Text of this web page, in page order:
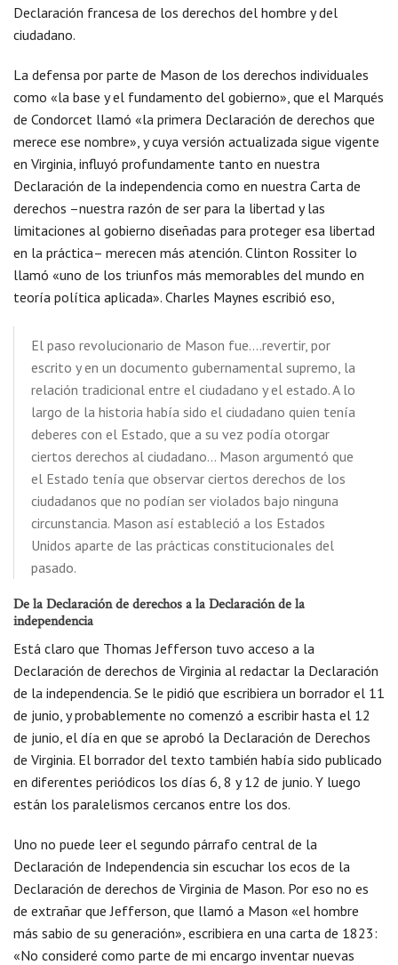
Declaración francesa de los derechos del hombre y del
ciudadano.
La defensa por parte de Mason de los derechos individuales
como «la base y el fundamento del gobierno», que el Marqués
de Condorcet llamó «la primera Declaración de derechos que
merece ese nombre», y cuya versión actualizada sigue vigente
en Virginia, influyó profundamente tanto en nuestra
Declaración de la independencia como en nuestra Carta de
derechos –nuestra razón de ser para la libertad y las
limitaciones al gobierno diseñadas para proteger esa libertad
en la práctica– merecen más atención. Clinton Rossiter lo
llamó «uno de los triunfos más memorables del mundo en
teoría política aplicada». Charles Maynes escribió eso,
El paso revolucionario de Mason fue….revertir, por
escrito y en un documento gubernamental supremo, la
relación tradicional entre el ciudadano y el estado. A lo
largo de la historia había sido el ciudadano quien tenía
deberes con el Estado, que a su vez podía otorgar
ciertos derechos al ciudadano… Mason argumentó que
el Estado tenía que observar ciertos derechos de los
ciudadanos que no podían ser violados bajo ninguna
circunstancia. Mason así estableció a los Estados
Unidos aparte de las prácticas constitucionales del
pasado.
De la Declaración de derechos a la Declaración de la
independencia
Está claro que Thomas Jefferson tuvo acceso a la
Declaración de derechos de Virginia al redactar la Declaración
de la independencia. Se le pidió que escribiera un borrador el 11
de junio, y probablemente no comenzó a escribir hasta el 12
de junio, el día en que se aprobó la Declaración de Derechos
de Virginia. El borrador del texto también había sido publicado
en diferentes periódicos los días 6, 8 y 12 de junio. Y luego
están los paralelismos cercanos entre los dos.
Uno no puede leer el segundo párrafo central de la
Declaración de Independencia sin escuchar los ecos de la
Declaración de derechos de Virginia de Mason. Por eso no es
de extrañar que Jefferson, que llamó a Mason «el hombre
más sabio de su generación», escribiera en una carta de 1823:
«No consideré como parte de mi encargo inventar nuevas